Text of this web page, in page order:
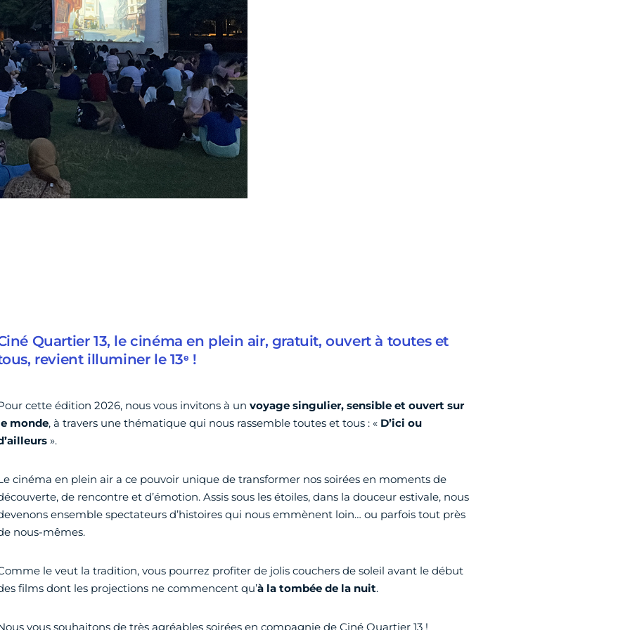
Quartier 13, le cinéma en plein air, gratuit, ouvert à toutes et
revient illuminer le 13ᵉ !
cette édition 2026, nous vous invitons à un voyage singulier, sensible et ouvert sur
monde, à travers une thématique qui nous rassemble toutes et tous : « D’ici ou
».
cinéma en plein air a ce pouvoir unique de transformer nos soirées en moments de
de rencontre et d’émotion. Assis sous les étoiles, dans la douceur estivale, nous
ensemble spectateurs d’histoires qui nous emmènent loin… ou parfois tout près
nous-mêmes.
le veut la tradition, vous pourrez profiter de jolis couchers de soleil avant le début
films dont les projections ne commencent qu’à la tombée de la nuit.
vous souhaitons de très agréables soirées en compagnie de Ciné Quartier 13 !